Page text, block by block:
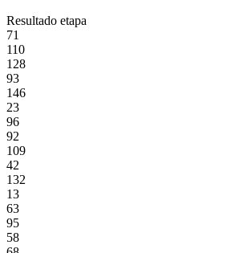
Resultado etapa
71
110
128
93
146
23
96
92
109
42
132
13
63
95
58